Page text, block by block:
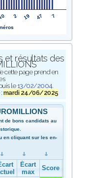
2 19 47 7
et résultats des
cette page prend en
le 13/02/2004.
mardi 24/06/2025
de bons candidats au
en cliquant sur les en-
Écart
max
Score